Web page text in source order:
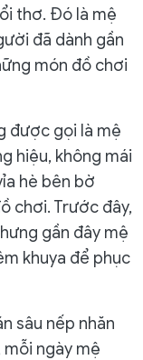
thơ. Đó là mệ
đã dành gần
món đồ chơi
được gọi là mệ
hiệu, không mái
hè bên bờ
chơi. Trước đây,
gần đây mệ
khuya để phục
sâu nếp nhăn
ngày mệ